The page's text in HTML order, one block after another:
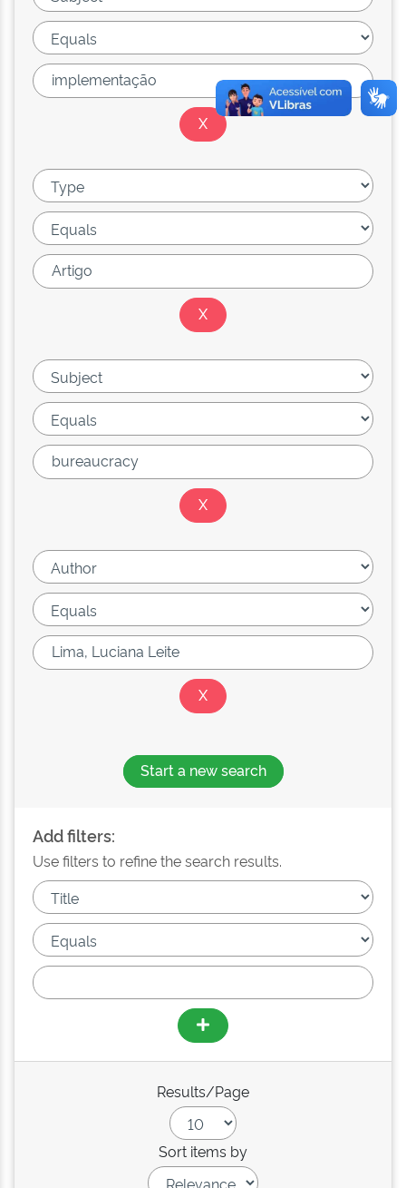
Start a new search
Add filters:
Use filters to refine the search results.
Results/Page
Sort items by